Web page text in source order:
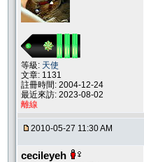
等級: 天使
文章: 1131
註冊時間: 2004-12-24
最近來訪: 2023-08-02
離線
2010-05-27 11:30 AM
cecileyeh